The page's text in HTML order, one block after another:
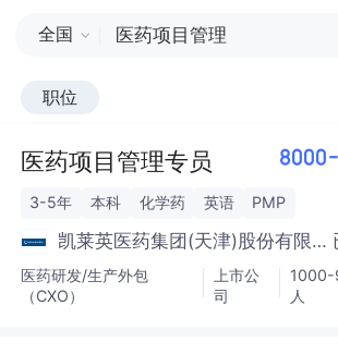
全国
职位
医药项目管理专员 8000-
3-5年 本科 化学药 英语 PMP
凯莱英医药集团(天津)股份有限
公司
医药研发/生产外包
（CXO）
上市公
司
人